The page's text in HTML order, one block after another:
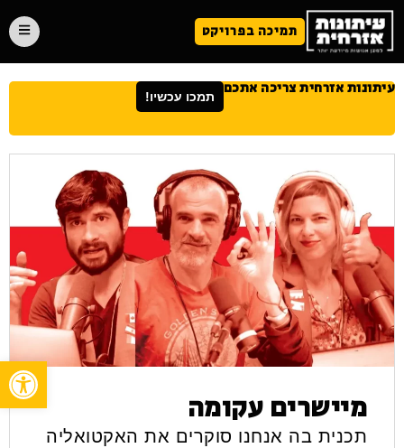
תמיכה בפרויקט
עיתונות אזרחית צריכה אתכם תמכו עכשיו!
מיישרים עקומה
תכנית בה אנחנו סוקרים את האקטואליה